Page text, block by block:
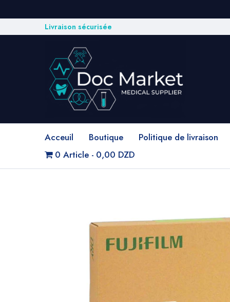
Livraison sécurisée
Acceuil Boutique
Politique de livraison
0 Article
0,00 DZD